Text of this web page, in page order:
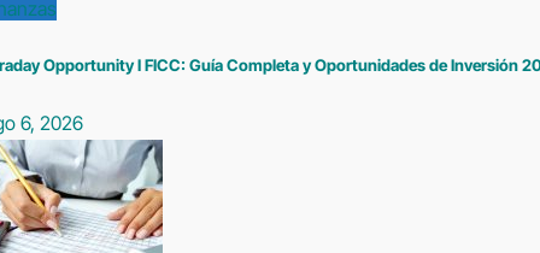
Opportunity I FICC: Guía Completa y Oportunidades de Inversión
6, 2026